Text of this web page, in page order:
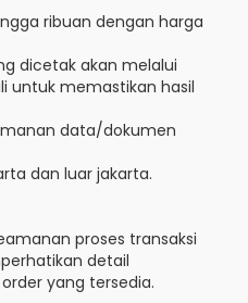
ribuan dengan harga
dicetak akan melalui
untuk memastikan hasil
data/dokumen
dan luar jakarta.
proses transaksi
detail
yang tersedia.